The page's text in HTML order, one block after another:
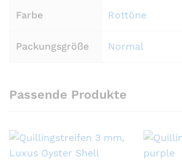
Farbe Rottöne
Packungsgröße Normal
Passende Produkte